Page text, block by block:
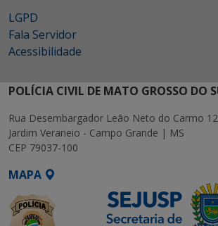
LGPD
Fala Servidor
Acessibilidade
POLÍCIA CIVIL DE MATO GROSSO DO
Rua Desembargador Leão Neto do Carmo
Jardim Veraneio - Campo Grande | MS
CEP 79037-100
MAPA